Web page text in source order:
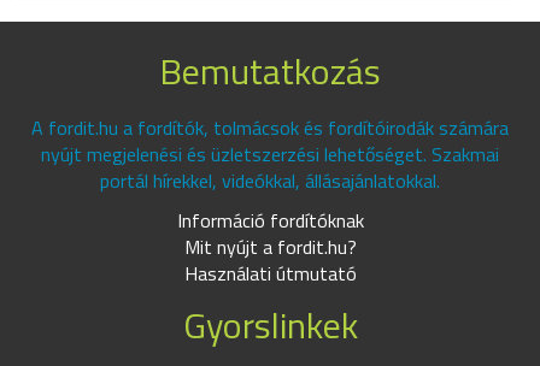
Bemutatkozás
A fordit.hu a fordítók, tolmácsok és fordítóirodák számára
nyújt megjelenési és üzletszerzési lehetőséget. Szakmai
portál hírekkel, videókkal, állásajánlatokkal.
Információ fordítóknak
Mit nyújt a fordit.hu?
Használati útmutató
Gyorslinkek